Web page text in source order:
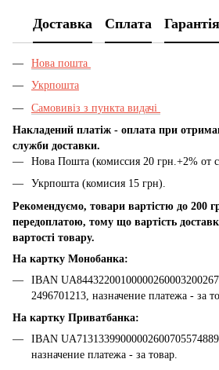
Доставка Сплата Гарантія
Нова пошта
Укрпошта
Самовивіз з пункта видачі
Накладений платіж - оплата при
служби доставки.
Нова Пошта (комиссия 20 грн.+2% от
Укрпошта (комисия 15 грн).
Рекомендуємо, товари вартістю до 200
передоплатою, тому що вартість
вартості товару.
На картку Монобанка:
IBAN
2496701213, назначение платежа - за
На картку Приватбанка:
IBAN
назначение платежа - за товар.